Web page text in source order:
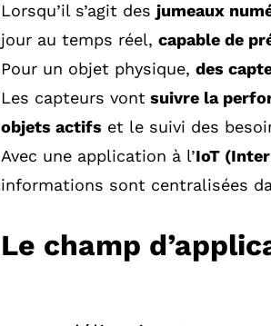
Lorsqu’il s’agit des jumeaux
jour au temps réel, capable de
Pour un objet physique, des
Les capteurs vontsuivre la
objets actifs et le suivi des
Avec une application à l’IoT
informations sont centralisées
Le champ